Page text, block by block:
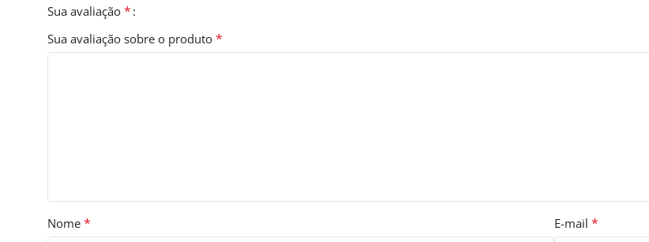
Sua avaliação *
Sua avaliação sobre o produto *
Nome * E-mail *
Facebook
Instagram